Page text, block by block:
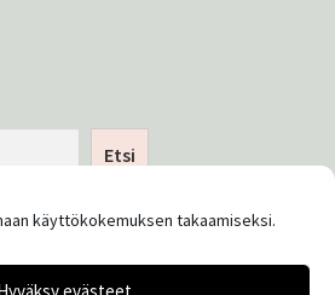
käyttökokemuksen takaamiseksi.
evästeet
Etsi